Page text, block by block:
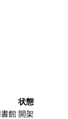
状態
館 開架